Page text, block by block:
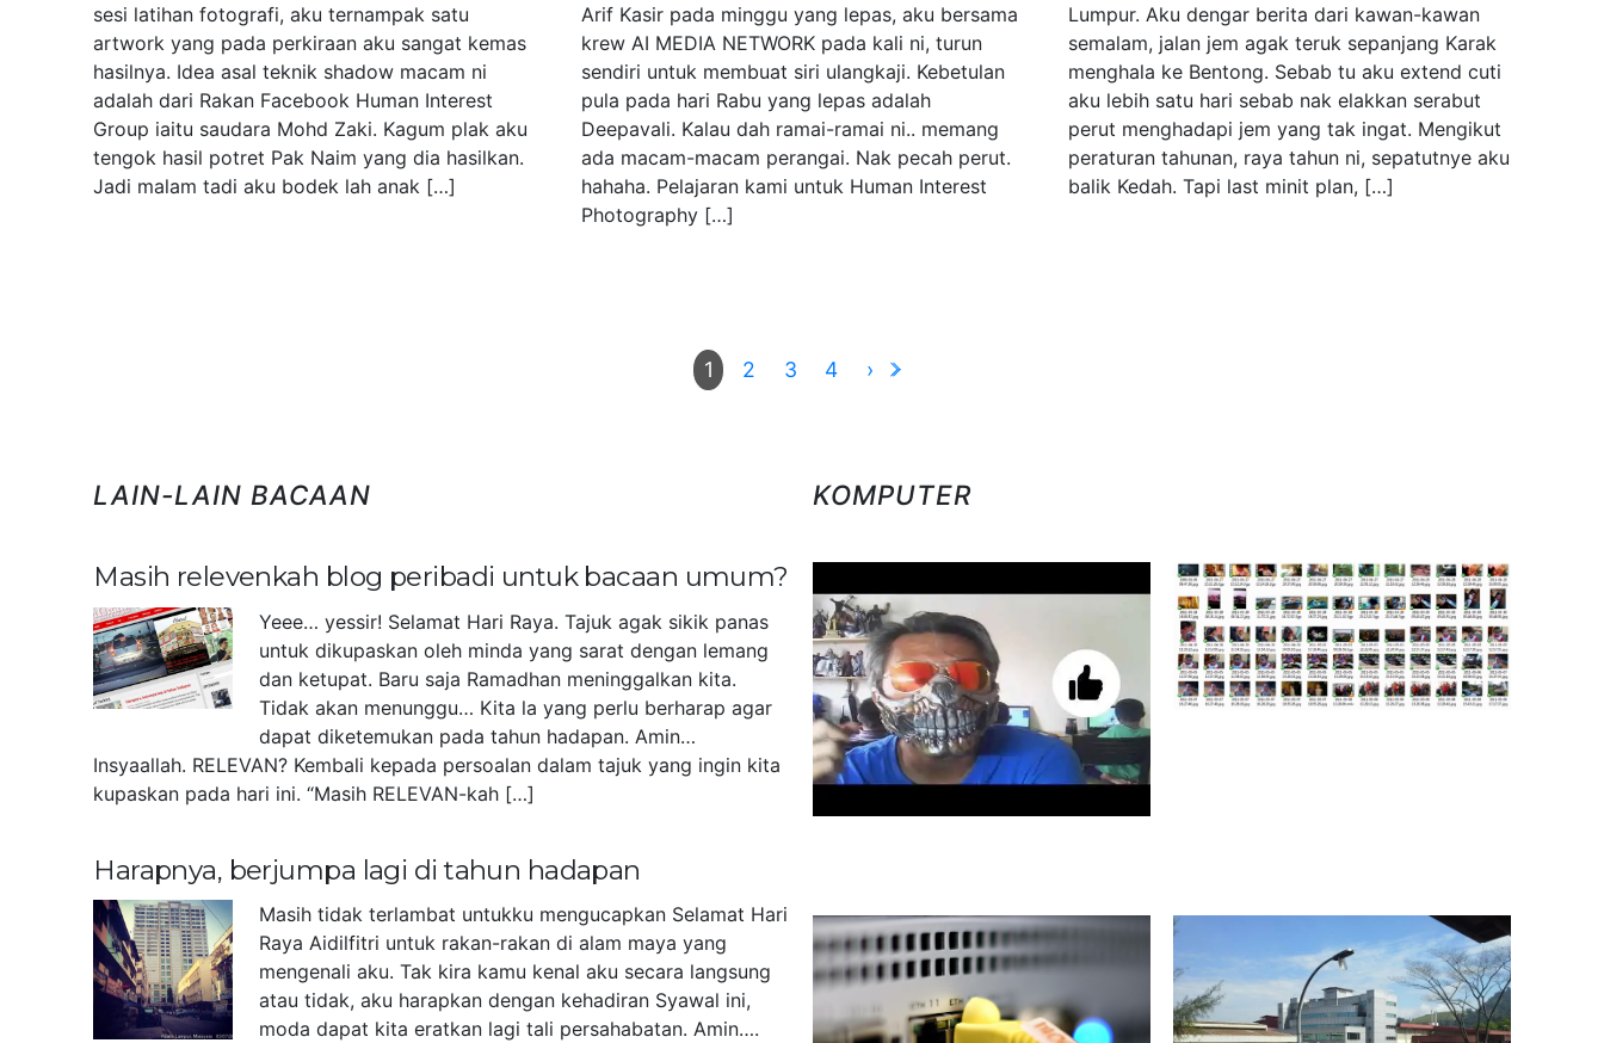
sesi latihan fotografi, aku ternampak satu
artwork yang pada perkiraan aku sangat kemas
hasilnya. Idea asal teknik shadow macam ni
adalah dari Rakan Facebook Human Interest
Group iaitu saudara Mohd Zaki. Kagum plak aku
tengok hasil potret Pak Naim yang dia hasilkan.
Jadi malam tadi aku bodek lah anak […]
Arif Kasir pada minggu yang lepas, aku bersama
krew AI MEDIA NETWORK pada kali ni, turun
sendiri untuk membuat siri ulangkaji. Kebetulan
pula pada hari Rabu yang lepas adalah
Deepavali. Kalau dah ramai-ramai ni.. memang
ada macam-macam perangai. Nak pecah perut.
hahaha. Pelajaran kami untuk Human Interest
Photography […]
Lumpur. Aku dengar berita dari kawan-kawan
semalam, jalan jem agak teruk sepanjang Karak
menghala ke Bentong. Sebab tu aku extend cuti
aku lebih satu hari sebab nak elakkan serabut
perut menghadapi jem yang tak ingat. Mengikut
peraturan tahunan, raya tahun ni, sepatutnye aku
balik Kedah. Tapi last minit plan, […]
1 2 3 4 ›
LAIN-LAIN BACAAN
Masih relevenkah blog peribadi untuk bacaan umum?
Yeee… yessir! Selamat Hari Raya. Tajuk agak sikik panas
untuk dikupaskan oleh minda yang sarat dengan lemang
dan ketupat. Baru saja Ramadhan meninggalkan kita.
Tidak akan menunggu… Kita la yang perlu berharap agar
dapat diketemukan pada tahun hadapan. Amin…
Insyaallah. RELEVAN? Kembali kepada persoalan dalam tajuk yang ingin kita
kupaskan pada hari ini. “Masih RELEVAN-kah […]
Harapnya, berjumpa lagi di tahun hadapan
Masih tidak terlambat untukku mengucapkan Selamat Hari
Raya Aidilfitri untuk rakan-rakan di alam maya yang
mengenali aku. Tak kira kamu kenal aku secara langsung
atau tidak, aku harapkan dengan kehadiran Syawal ini,
moda dapat kita eratkan lagi tali persahabatan. Amin….
KOMPUTER